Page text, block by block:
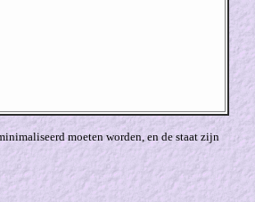
moeten worden, en de staat zijn